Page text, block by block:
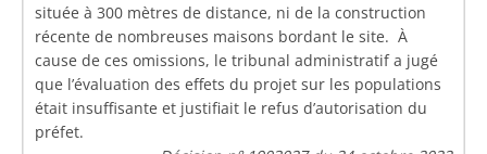
située à 300 mètres de distance, ni de la construction
récente de nombreuses maisons bordant le site. À
cause de ces omissions, le tribunal administratif a jugé
que l’évaluation des effets du projet sur les populations
était insuffisante et justifiait le refus d’autorisation du
préfet.